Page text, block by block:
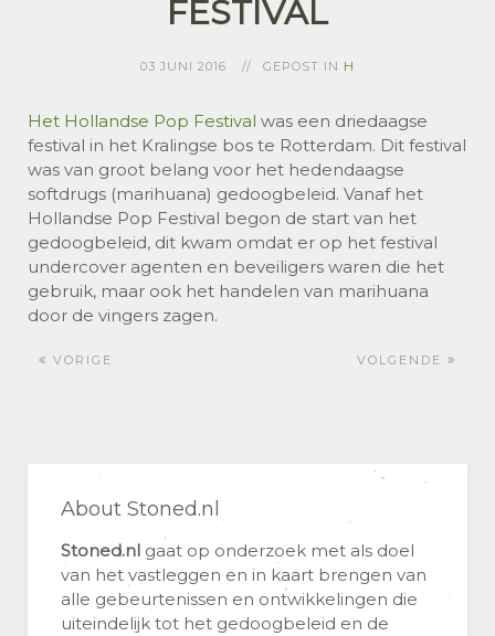
FESTIVAL
03 JUNI 2016 GEPOST IN H
Het Hollandse Pop Festival was een driedaagse
festival in het Kralingse bos te Rotterdam. Dit festival
was van groot belang voor het hedendaagse
softdrugs (marihuana) gedoogbeleid. Vanaf het
Hollandse Pop Festival begon de start van het
gedoogbeleid, dit kwam omdat er op het festival
undercover agenten en beveiligers waren die het
gebruik, maar ook het handelen van marihuana
door de vingers zagen.
VORIGE VOLGENDE
About Stoned.nl
Stoned.nl gaat op onderzoek met als doel
van het vastleggen en in kaart brengen van
alle gebeurtenissen en ontwikkelingen die
uiteindelijk tot het gedoogbeleid en de